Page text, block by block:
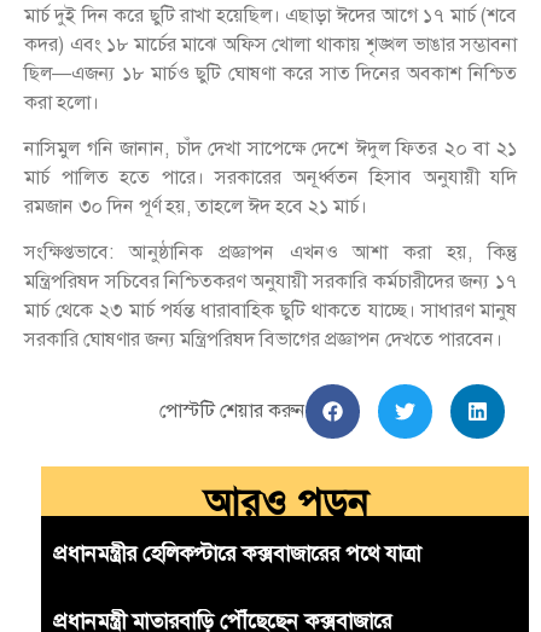
মার্চ দুই দিন করে ছুটি রাখা হয়েছিল। এছাড়া ঈদের আগে ১৭ মার্চ (শবে
কদর) এবং ১৮ মার্চের মাঝে অফিস খোলা থাকায় শৃঙ্খল ভাঙার সম্ভাবনা
ছিল—এজন্য ১৮ মার্চও ছুটি ঘোষণা করে সাত দিনের অবকাশ নিশ্চিত
করা হলো।
নাসিমুল গনি জানান, চাঁদ দেখা সাপেক্ষে দেশে ঈদুল ফিতর ২০ বা ২১
মার্চ পালিত হতে পারে। সরকারের অনূর্ধ্বতন হিসাব অনুযায়ী যদি
রমজান ৩০ দিন পূর্ণ হয়, তাহলে ঈদ হবে ২১ মার্চ।
সংক্ষিপ্তভাবে: আনুষ্ঠানিক প্রজ্ঞাপন এখনও আশা করা হয়, কিন্তু
মন্ত্রিপরিষদ সচিবের নিশ্চিতকরণ অনুযায়ী সরকারি কর্মচারীদের জন্য ১৭
মার্চ থেকে ২৩ মার্চ পর্যন্ত ধারাবাহিক ছুটি থাকতে যাচ্ছে। সাধারণ মানুষ
সরকারি ঘোষণার জন্য মন্ত্রিপরিষদ বিভাগের প্রজ্ঞাপন দেখতে পারবেন।
পোস্টটি শেয়ার করুন
আরও পড়ুন
প্রধানমন্ত্রীর হেলিকপ্টারে কক্সবাজারের পথে যাত্রা
প্রধানমন্ত্রী মাতারবাড়ি পৌঁছেছেন কক্সবাজারে